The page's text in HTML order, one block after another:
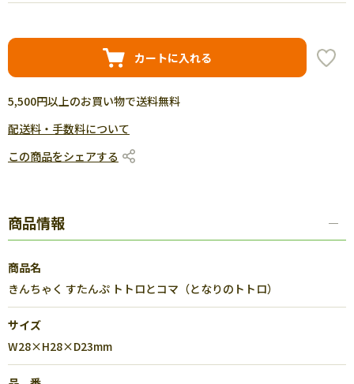
カートに入れる
5,500円以上のお買い物で送料無料
配送料・手数料について
この商品をシェアする
商品情報
商品名
きんちゃく すたんぷ トトロとコマ（となりのトトロ）
サイズ
W28×H28×D23mm